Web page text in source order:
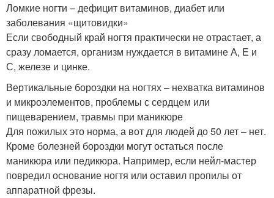
Ломкие ногти – дефицит витаминов, диабет или
заболевания «щитовидки»
Если свободный край ногтя практически не отрастает, а
сразу ломается, организм нуждается в витамине А, E и
С, железе и цинке.
Вертикальные бороздки на ногтях – нехватка витаминов
и микроэлементов, проблемы с сердцем или
пищеварением, травмы при маникюре
Для пожилых это норма, а вот для людей до 50 лет – нет.
Кроме болезней бороздки могут остаться после
маникюра или педикюра. Например, если нейл-мастер
повредил основание ногтя или оставил пропилы от
аппаратной фрезы.